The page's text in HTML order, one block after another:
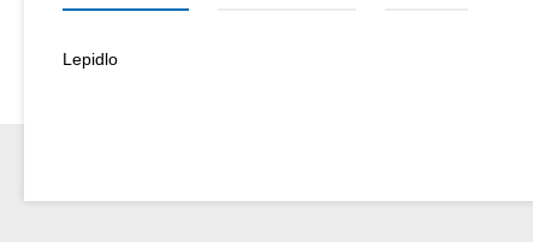
Lepidlo